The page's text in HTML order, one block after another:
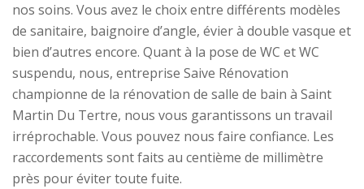
nos soins. Vous avez le choix entre différents modèles
de sanitaire, baignoire d’angle, évier à double vasque et
bien d’autres encore. Quant à la pose de WC et WC
suspendu, nous, entreprise Saive Rénovation
championne de la rénovation de salle de bain à Saint
Martin Du Tertre, nous vous garantissons un travail
irréprochable. Vous pouvez nous faire confiance. Les
raccordements sont faits au centième de millimètre
près pour éviter toute fuite.